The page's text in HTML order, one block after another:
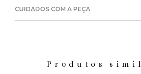
CUIDADOS COM A PEÇA
Produtos